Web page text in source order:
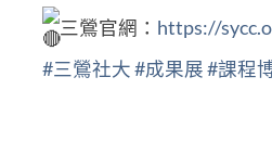
三鶯官網： https://
#三鶯社大#成果展#課程